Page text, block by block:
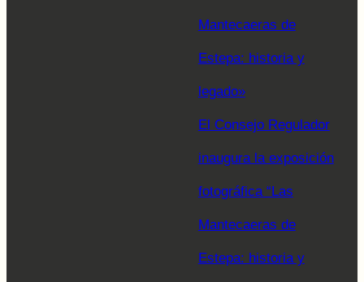
Mantecaeras de
Estepa: historia y
legado»
El Consejo Regulador
inaugura la exposición
fotográfica “Las
Mantecaeras de
Estepa: historia y